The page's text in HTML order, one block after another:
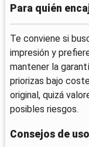
Para quién
Te conviene si
impresión y
mantener la
priorizas bajo
original, quizá
posibles riesgos.
Consejos de uso